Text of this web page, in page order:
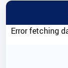
Error fetching